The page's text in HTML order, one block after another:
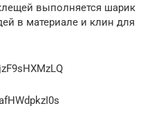
выполняется шарик
в материале и клин для